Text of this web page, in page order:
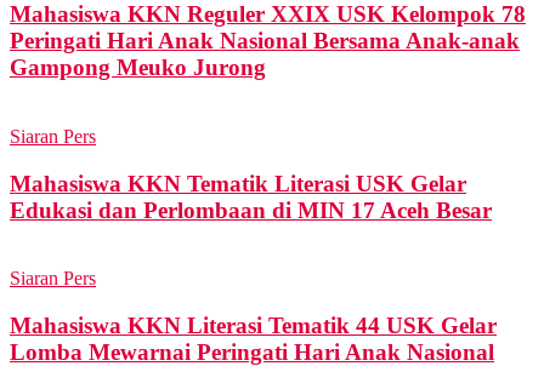
Mahasiswa KKN Reguler XXIX USK Kelompok 78
Peringati Hari Anak Nasional Bersama Anak-anak
Gampong Meuko Jurong
Siaran Pers
Mahasiswa KKN Tematik Literasi USK Gelar
Edukasi dan Perlombaan di MIN 17 Aceh Besar
Siaran Pers
Mahasiswa KKN Literasi Tematik 44 USK Gelar
Lomba Mewarnai Peringati Hari Anak Nasional